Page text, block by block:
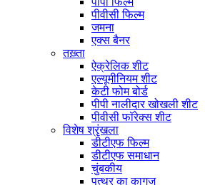
पीवीसी फिल्म
जमना
एक्स बैनर
तख़्ता
ऐक्रेलिक शीट
एल्यूमीनियम शीट
केटी फोम बोर्ड
पीपी नालीदार खोखली शीट
पीवीसी फॉरेक्स शीट
विशेष श्रृंखला
डीटीएफ फिल्म
डीटीएफ समाधान
चुंबकीय
पत्थर का कागज